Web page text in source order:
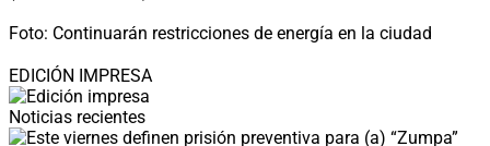
Foto: Continuarán restricciones de energía en la ciudad
EDICIÓN IMPRESA
Noticias recientes